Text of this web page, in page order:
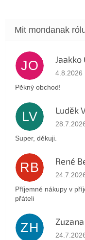
JO Jaakko
Az
4.8.2026
Pěkný obchod!
LV Luděk
Az
Super, děkuji.
RB René
Az
Příjemné nákupy v
přáteli
ZH Az